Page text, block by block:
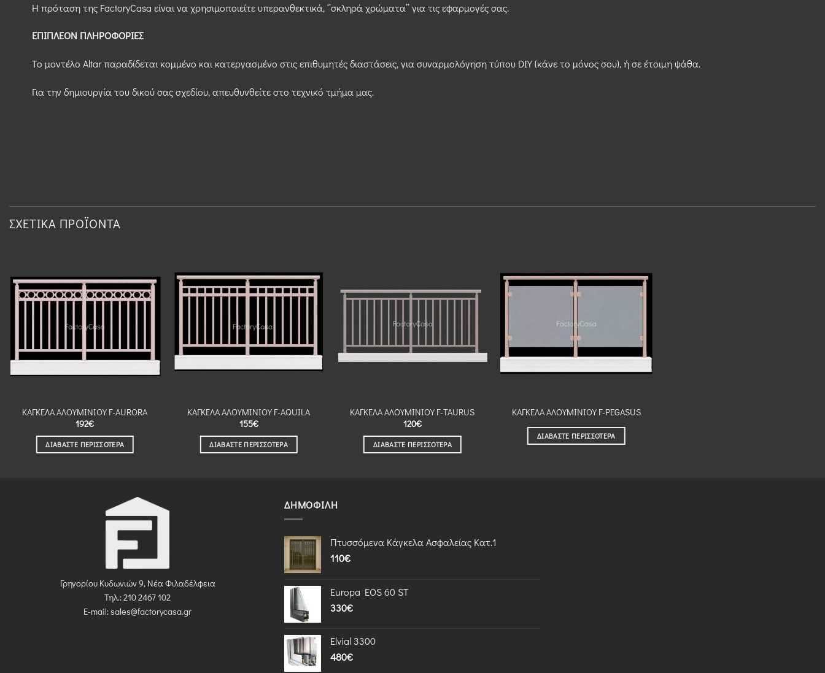
Η πρόταση της FactoryCasa είναι να χρησιμοποιείτε υπερανθεκτικά, ‘’σκληρά χρώματα’’ για τις εφαρμογές σας.
ΕΠΙΠΛΕΟΝ ΠΛΗΡΟΦΟΡΙΕΣ
Το μοντέλο Altar παραδίδεται κομμένο και κατεργασμένο στις επιθυμητές διαστάσεις, για συναρμολόγηση τύπου DIY (κάνε το μόνος σου), ή σε έτοιμη ψάθα.
Για την δημιουργία του δικού σας σχεδίου, απευθυνθείτε στο τεχνικό τμήμα μας.
ΣΧΕΤΙΚΆ ΠΡΟΪΌΝΤΑ
ΚΑΓΚΕΛΑ ΑΛΟΥΜΙΝΙΟΥ F-AURORA
192€
ΔΙΑΒΆΣΤΕ ΠΕΡΙΣΣΌΤΕΡΑ
ΚΑΓΚΕΛΑ ΑΛΟΥΜΙΝΙΟΥ F-AQUILA
155€
ΔΙΑΒΆΣΤΕ ΠΕΡΙΣΣΌΤΕΡΑ
ΚΑΓΚΕΛΑ ΑΛΟΥΜΙΝΙΟΥ F-TAURUS
120€
ΔΙΑΒΆΣΤΕ ΠΕΡΙΣΣΌΤΕΡΑ
ΚΑΓΚΕΛΑ ΑΛΟΥΜΙΝΙΟΥ F-PEGASUS
ΔΙΑΒΆΣΤΕ ΠΕΡΙΣΣΌΤΕΡΑ
Γρηγορίου Κυδωνιών 9, Νέα Φιλαδέλφεια
Τηλ.: 210 2467 102
E-mail:sales@factorycasa.gr
ΔΗΜΟΦΙΛΉ
Πτυσσόμενα Κάγκελα Ασφαλείας Κατ.1
110€
Europa EOS 60 ST
330€
Elvial 3300
480€